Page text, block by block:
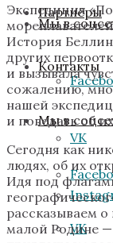
Мы в
VK
Партнёры
Контакты
Мы в
VK
Экспедиция «По
История
других
и вызывала
сожалению,
нашей
и поведать об
Сегодня как
людях, об их
Идя под
рассказываем
малой Родине